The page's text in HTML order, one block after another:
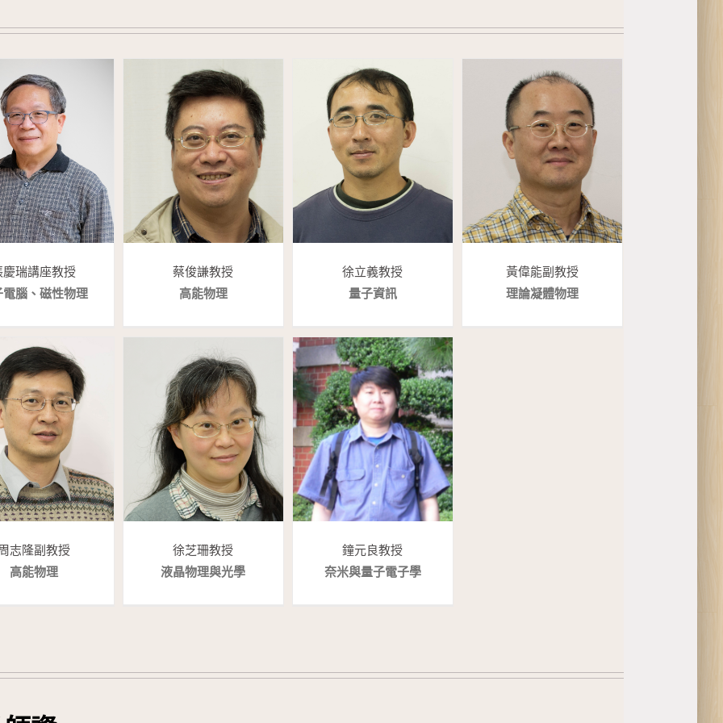
慶瑞講座教授
電腦、磁性物理
蔡俊謙 教授
高能物理
徐立義 教授
量子資訊
黃偉能 副教授
理論凝體物理
志隆 副教授
高能物理
徐芝珊 教授
液晶物理與光學
鐘元良 教授
奈米與量子電子學